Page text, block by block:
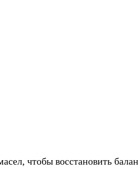
чтобы восстановить